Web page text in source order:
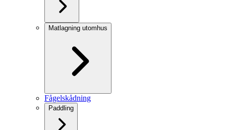
Matlagning utomhus
Fågelskådning
Paddling